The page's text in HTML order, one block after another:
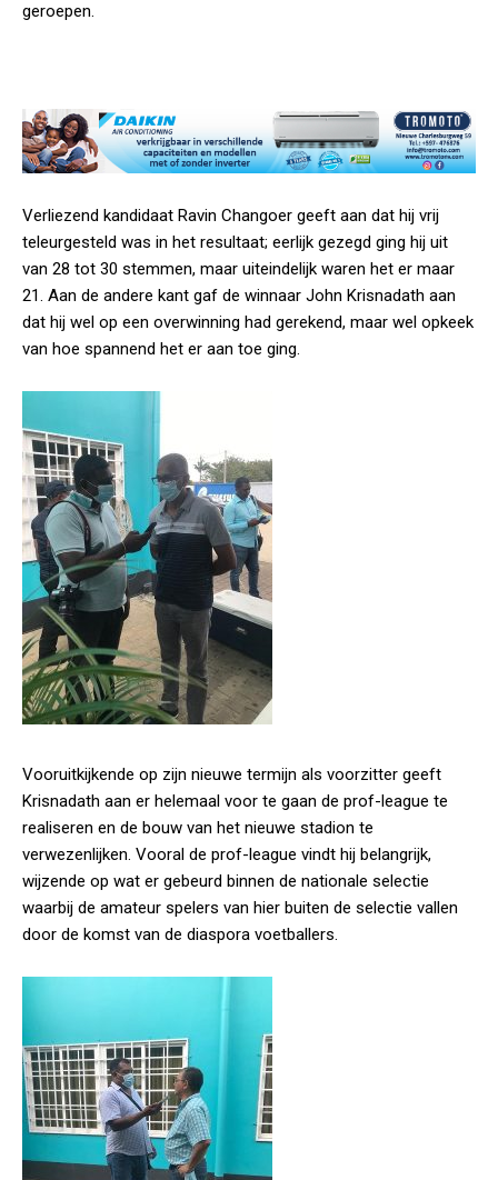
geroepen.
Verliezend kandidaat Ravin Changoer geeft aan dat hij vrij
teleurgesteld was in het resultaat; eerlijk gezegd ging hij uit
van 28 tot 30 stemmen, maar uiteindelijk waren het er maar
21. Aan de andere kant gaf de winnaar John Krisnadath aan
dat hij wel op een overwinning had gerekend, maar wel opkeek
van hoe spannend het er aan toe ging.
Vooruitkijkende op zijn nieuwe termijn als voorzitter geeft
Krisnadath aan er helemaal voor te gaan de prof-league te
realiseren en de bouw van het nieuwe stadion te
verwezenlijken. Vooral de prof-league vindt hij belangrijk,
wijzende op wat er gebeurd binnen de nationale selectie
waarbij de amateur spelers van hier buiten de selectie vallen
door de komst van de diaspora voetballers.